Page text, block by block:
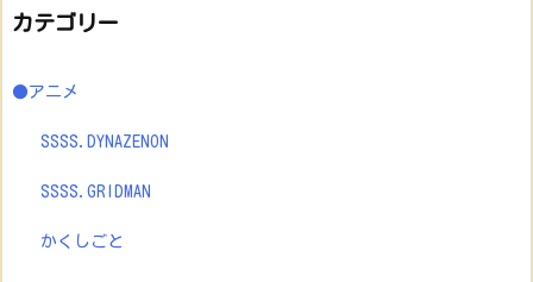
カテゴリー
●アニメ
SSSS.DYNAZENON
SSSS.GRIDMAN
かくしごと